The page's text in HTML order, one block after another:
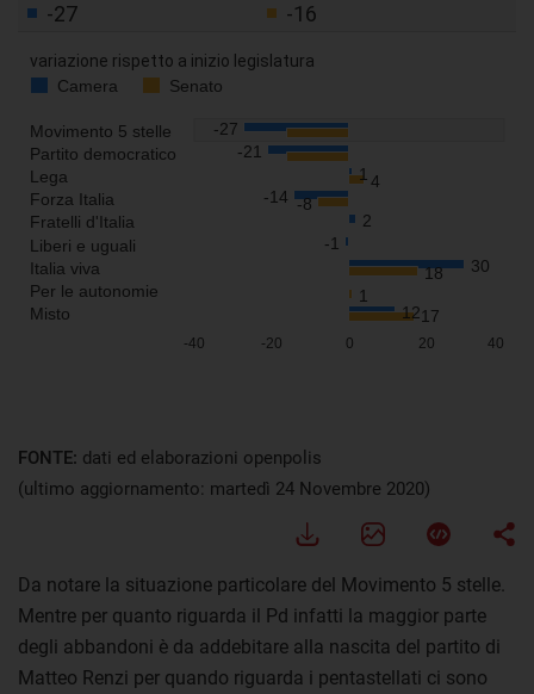
FONTE: dati ed elaborazioni openpolis
(ultimo aggiornamento: martedì 24 Novembre 2020)
Da notare la situazione particolare del Movimento 5 stelle.
Mentre per quanto riguarda il Pd infatti la maggior parte
degli abbandoni è da addebitare alla nascita del partito di
Matteo Renzi per quando riguarda i pentastellati ci sono